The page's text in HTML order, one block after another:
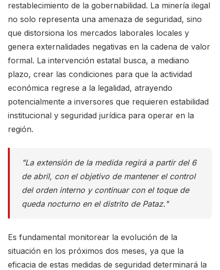
restablecimiento de la gobernabilidad. La minería ilegal
no solo representa una amenaza de seguridad, sino
que distorsiona los mercados laborales locales y
genera externalidades negativas en la cadena de valor
formal. La intervención estatal busca, a mediano
plazo, crear las condiciones para que la actividad
económica regrese a la legalidad, atrayendo
potencialmente a inversores que requieren estabilidad
institucional y seguridad jurídica para operar en la
región.
"La extensión de la medida regirá a partir del 6
de abril, con el objetivo de mantener el control
del orden interno y continuar con el toque de
queda nocturno en el distrito de Pataz."
Es fundamental monitorear la evolución de la
situación en los próximos dos meses, ya que la
eficacia de estas medidas de seguridad determinará la